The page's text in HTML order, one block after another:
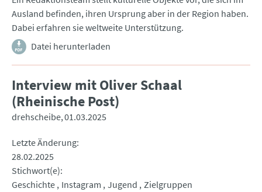
Ausland befinden, ihren Ursprung aber in der Region haben.
Dabei erfahren sie weltweite Unterstützung.
Datei herunterladen
Interview mit Oliver Schaal
(Rheinische Post)
drehscheibe 01.03.2025
Letzte Änderung
28.02.2025
Stichwort(e)
Geschichte Instagram Jugend Zielgruppen